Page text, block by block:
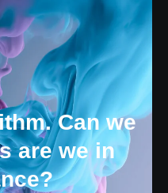
Can we
are we in